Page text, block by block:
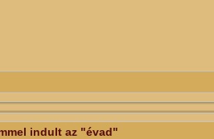
|| y2k tartalommal kapcsolatosan
indult az "évad"